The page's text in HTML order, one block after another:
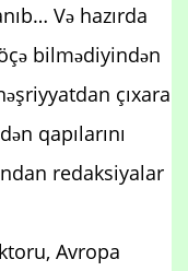
Və hazırda
bilmədiyindən
çıxara
qapılarını
redaksiyalar
Avropa